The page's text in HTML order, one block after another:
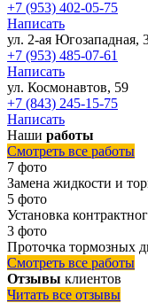
+7 (953) 402-05-75
Написать
ул. 2-ая Югозападная,
+7 (953) 485-07-61
Написать
ул. Космонавтов, 59
+7 (843) 245-15-75
Написать
Наши работы
Смотреть все работы
7 фото
Замена жидкости и
5 фото
Установка
3 фото
Проточка тормозных
Смотреть все работы
Отзывы клиентов
Читать все отзывы